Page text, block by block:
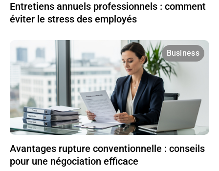
Entretiens annuels professionnels : comment
éviter le stress des employés
Business
Avantages rupture conventionnelle : conseils
pour une négociation efficace